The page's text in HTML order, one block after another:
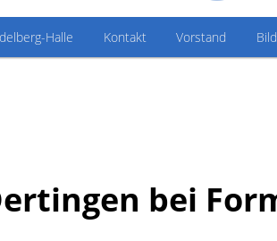
Halle Kontakt Vorstand
bei